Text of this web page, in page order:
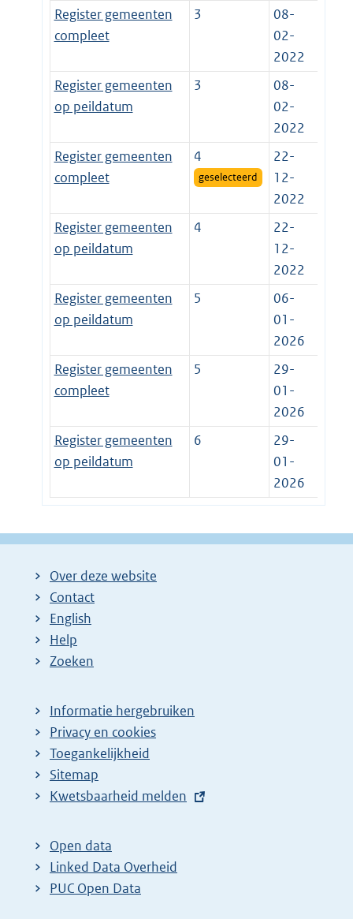
Register gemeenten
compleet
3
08-
02-
2022
Register gemeenten
op peildatum
3
08-
02-
2022
Register gemeenten
compleet
4
geselecteerd
22-
12-
2022
Register gemeenten
op peildatum
4
22-
12-
2022
Register gemeenten
op peildatum
5
06-
01-
2026
Register gemeenten
compleet
5
29-
01-
2026
Register gemeenten
op peildatum
6
29-
01-
2026
Over deze website
Contact
English
Help
Zoeken
Informatie hergebruiken
Privacy en cookies
Toegankelijkheid
Sitemap
E
t
e
r
Kwetsbaarheid melden
Open data
Linked Data Overheid
PUC Open Data